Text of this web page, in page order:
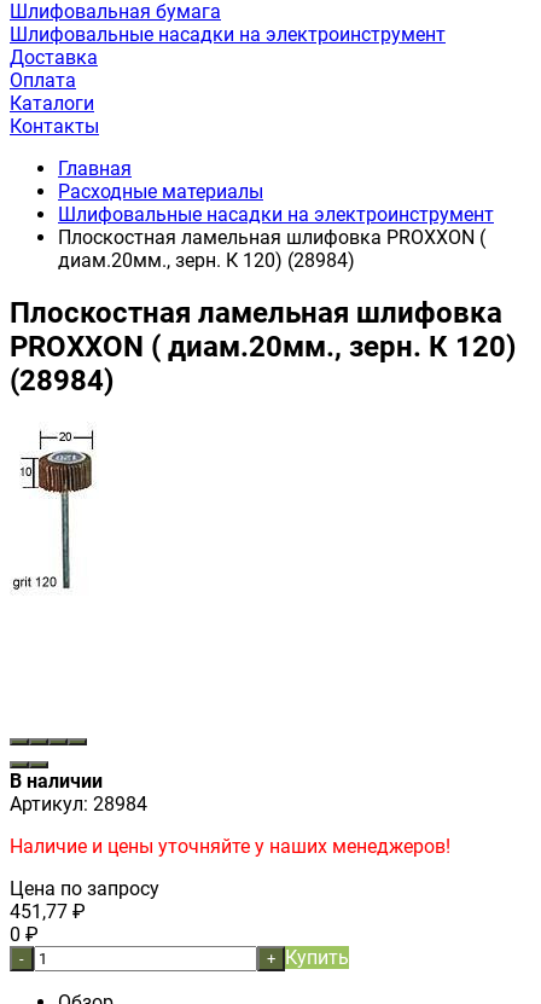
Шлифовальная бумага
Шлифовальные насадки на электроинструмент
Доставка
Оплата
Каталоги
Контакты
Главная
Расходные материалы
Шлифовальные насадки на электроинструмент
Плоскостная ламельная шлифовка PROXXON (
диам.20мм., зерн. К 120) (28984)
Плоскостная ламельная шлифовка
PROXXON ( диам.20мм., зерн. К 120)
(28984)
В наличии
Артикул: 28984
Наличие и цены уточняйте у наших менеджеров!
Цена по запросу
451,77 ₽
0 ₽
- + Купить